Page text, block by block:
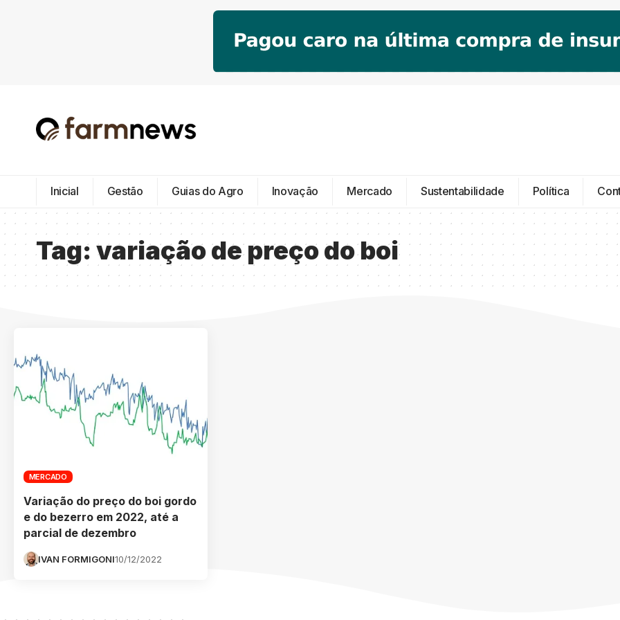
Inicial Gestão Guias do Agro Inovação Mercado Sustentabilidade Política
Tag: variação de preço do boi
MERCADO
Variação do preço do boi gordo
e do bezerro em 2022, até a
parcial de dezembro
IVAN FORMIGONI10/12/2022